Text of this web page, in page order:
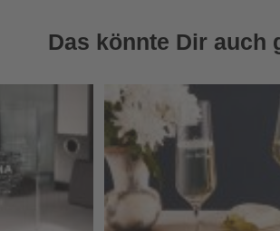
Das könnte Dir auch